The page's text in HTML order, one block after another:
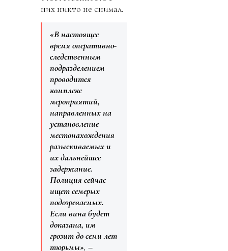
них никто не снимал.
«В настоящее
время оперативно-
следственным
подразделением
проводится
комплекс
мероприятий,
направленных на
установление
местонахождения
разыскиваемых и
их дальнейшее
задержание.
Полиция сейчас
ищет семерых
подозреваемых.
Если вина будет
доказана, им
грозит до семи лет
тюрьмы», –